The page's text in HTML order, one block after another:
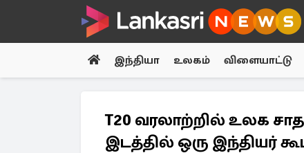
இந்தியா உலகம் விளையாட்டு
T20 வரலாற்றில் உலக
இடத்தில் ஒரு இந்தியர்